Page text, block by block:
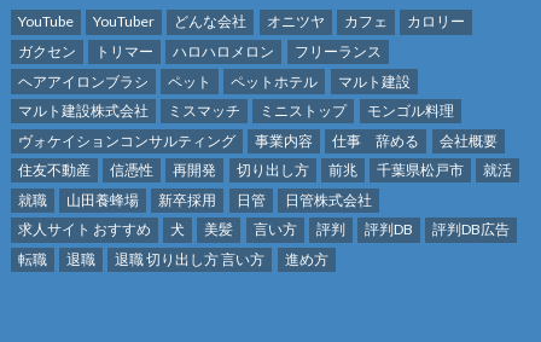
YouTube YouTuber どんな会社 オニツヤ カフェ
カロリー
ガクセン
トリマー ハロハロメロン
フリーランス
ヘアアイロンブラシ
ペット ペットホテル
マルト建設
マルト建設株式会社
ミスマッチ ミニストップ
モンゴル料理
ヴォケイションコンサルティング
事業内容 仕事 辞める
会社概要
住友不動産
信憑性 再開発 切り出し方 前兆 千葉県松戸市
就活
就職
山田養蜂場 新卒採用 日管
日管株式会社
求人サイト おすすめ
犬 美髪 言い方 評判 評判DB
評判DB広告
転職
退職 退職 切り出し方 言い方 進め方